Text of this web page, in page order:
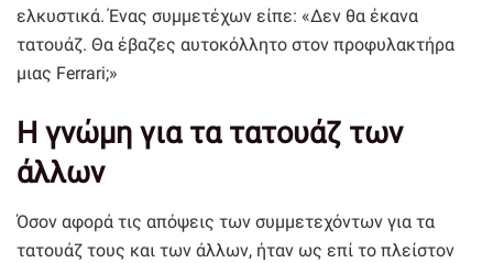
ελκυστικά. Ένας συμμετέχων είπε: «Δεν θα έκανα
τατουάζ. Θα έβαζες αυτοκόλλητο στον προφυλακτήρα
μιας Ferrari;»
Η γνώμη για τα τατουάζ των
άλλων
Όσον αφορά τις απόψεις των συμμετεχόντων για τα
τατουάζ τους και των άλλων, ήταν ως επί το πλείστον